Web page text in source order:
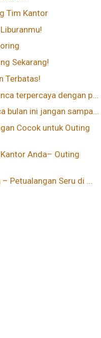
Tim Kantor
Sekarang!
Terbatas!
terpercaya dengan p...
bulan ini jangan sampa...
Cocok untuk Outing
Anda– Outing
Petualangan Seru di ...